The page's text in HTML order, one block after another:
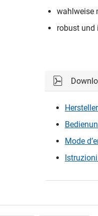
wahlweise
robust und
Mode